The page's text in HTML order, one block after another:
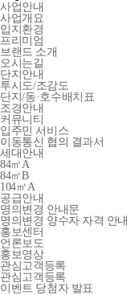
사업안내
사업개요
입지환경
프리미엄
브랜드 소개
오시는길
단지안내
투시도/조감도
단지/동·호수배치표
조경안내
커뮤니티
입주민 서비스
이동통신 협의 결과서
세대안내
84㎡A
84㎡B
104㎡A
공급안내
명의변경 안내문
명의변경 양수자 자격 안내
홍보센터
언론보도
홍보영상
관심고객등록
관심고객등록
이벤트 당첨자 발표